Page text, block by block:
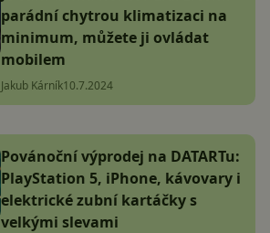
parádní chytrou klimatizaci na
minimum, můžete ji ovládat
mobilem
Jakub Kárník10.7.2024
Povánoční výprodej na DATARTu:
PlayStation 5, iPhone, kávovary i
elektrické zubní kartáčky s
velkými slevami